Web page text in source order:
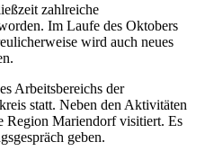
zahlreiche
Im Laufe des Oktobers
wird auch neues
Arbeitsbereichs der
statt. Neben den Aktivitäten
Region Mariendorf visitiert. Es
geben.